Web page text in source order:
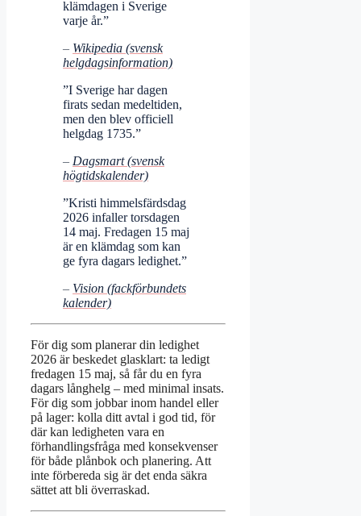
klämdagen i Sverige
varje år.”
– Wikipedia (svensk
helgdagsinformation)
”I Sverige har dagen
firats sedan medeltiden,
men den blev officiell
helgdag 1735.”
– Dagsmart (svensk
högtidskalender)
”Kristi himmelsfärdsdag
2026 infaller torsdagen
14 maj. Fredagen 15 maj
är en klämdag som kan
ge fyra dagars ledighet.”
– Vision (fackförbundets
kalender)
För dig som planerar din ledighet
2026 är beskedet glasklart: ta ledigt
fredagen 15 maj, så får du en fyra
dagars långhelg – med minimal insats.
För dig som jobbar inom handel eller
på lager: kolla ditt avtal i god tid, för
där kan ledigheten vara en
förhandlingsfråga med konsekvenser
för både plånbok och planering. Att
inte förbereda sig är det enda säkra
sättet att bli överraskad.